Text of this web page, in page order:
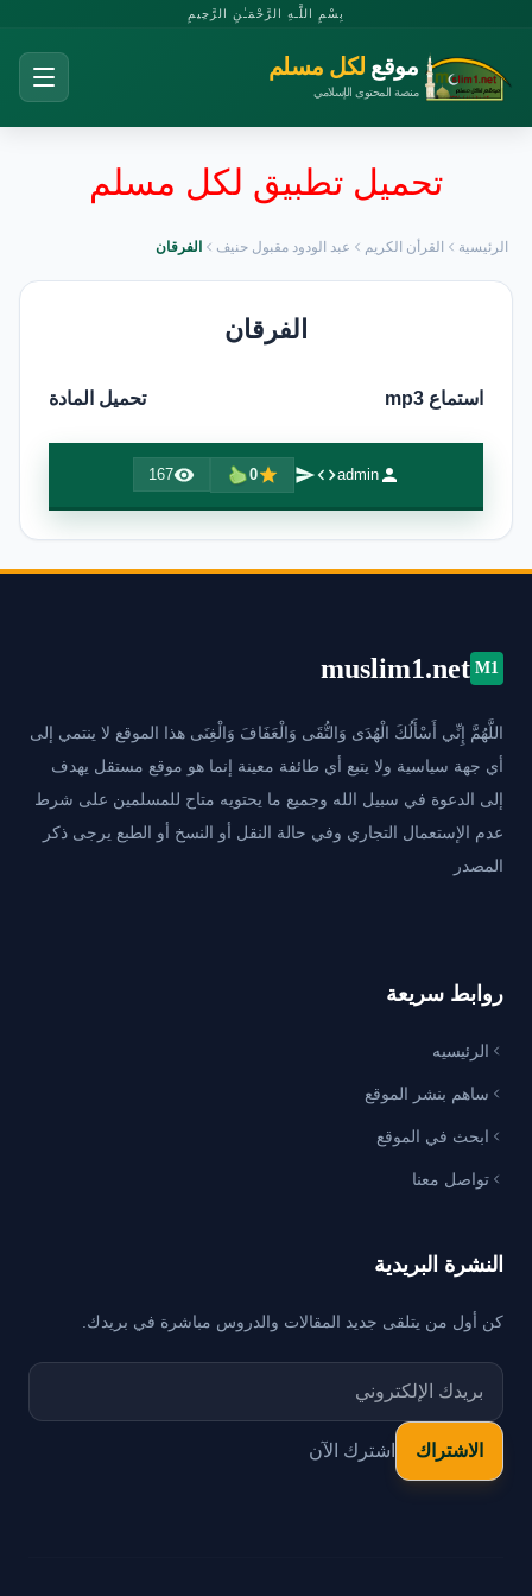
بِسْمِ اللَّـهِ الرَّحْمَـٰنِ الرَّحِيمِ
موقع لكل مسلم
منصة المحتوى الإسلامي
تحميل تطبيق لكل مسلم
الرئيسية القرأن الكريم عبد الودود مقبول حنيف الفرقان
الفرقان
استماع mp3 تحميل المادة
admin
0
167
M1
muslim1.net
اللَّهُمَّ إِنِّي أَسْأَلُكَ الْهُدَى وَالتُّقَى وَالْعَفَافَ وَالْغِنَى هذا الموقع لا ينتمي إلى
أي جهة سياسية ولا يتبع أي طائفة معينة إنما هو موقع مستقل يهدف
إلى الدعوة في سبيل الله وجميع ما يحتويه متاح للمسلمين على شرط
عدم الإستعمال التجاري وفي حالة النقل أو النسخ أو الطبع يرجى ذكر
المصدر
روابط سريعة
الرئيسيه
ساهم بنشر الموقع
ابحث في الموقع
تواصل معنا
النشرة البريدية
كن أول من يتلقى جديد المقالات والدروس مباشرة في بريدك.
اشترك الآن